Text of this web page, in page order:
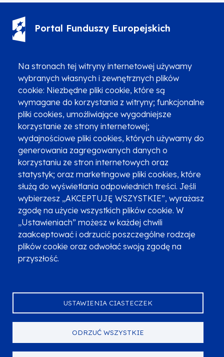
Na stronach tej witryny internetowej używamy
wybranych własnych i zewnętrznych plików
cookie: Niezbędne pliki cookie, które są
wymagane do korzystania z witryny; funkcjonalne
pliki cookies, umożliwiające wygodniejsze
korzystanie ze strony internetowej;
wydajnościowe pliki cookies, których używamy do
generowania zagregowanych danych o
korzystaniu ze stron internetowych oraz
statystyk; oraz marketingowe pliki cookies, które
służą do wyświetlania odpowiednich treści. Jeśli
wybierzesz „AKCEPTUJĘ WSZYSTKIE”, wyrażasz
zgodę na użycie wszystkich plików cookie. W
„Ustawieniach” możesz w każdej chwili
zaakceptować i odrzucić poszczególne rodzaje
plików cookie oraz odwołać swoją zgodę na
przyszłość.
USTAWIENIA CIASTECZEK
ODRZUĆ WSZYSTKIE
Portal Funduszy Europejskich
Zgłoszenia podejrzenia niezgodności z KPP i KPON
Newsletter
Fundusze SMS-em
Najczęściej zadawane pytania
Promocja projektu
Zobacz inne programy
Poznaj Fundusze 2014-2020
Deklaracja dostępności
Polityka prywatności
Przetwarzanie danych osobowych
Zgłoś błąd Mapa strony
Serwis dofinansowany przez Unię Europejską z programu Fundusze
© Urząd Marszałkowski Województwa Małopolskiego 2023